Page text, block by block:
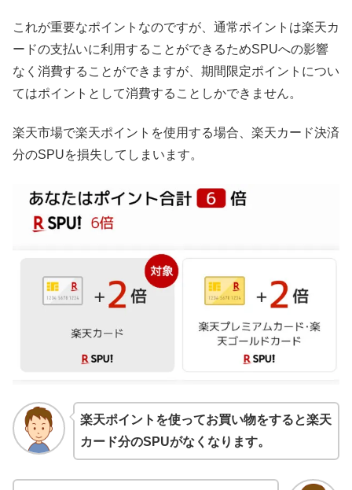
これが重要なポイントなのですが、通常ポイントは楽天カ
ードの支払いに利用することができるためSPUへの影響
なく消費することができますが、期間限定ポイントについ
てはポイントとして消費することしかできません。
楽天市場で楽天ポイントを使用する場合、楽天カード決済
分のSPUを損失してしまいます。
楽天ポイントを使ってお買い物をすると楽天
カード分のSPUがなくなります。